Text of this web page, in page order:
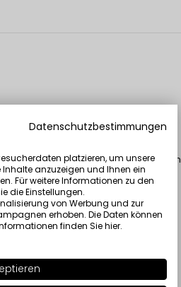
Allgemeine
Nutzungsbedingungen
Zahlungsrichtlinien
Cookie-Richtlinie
Persönliche Daten –
Einstellungen
ändern
Social
Instagram
TikTok
YouTube
Datenschutzbestimmungen
platzieren, um unsere
Inhalte anzuzeigen und Ihnen ein
Für weitere Informationen zu den
die Einstellungen.
von Werbung und zur
erhoben. Die Daten können
finden Siehier.